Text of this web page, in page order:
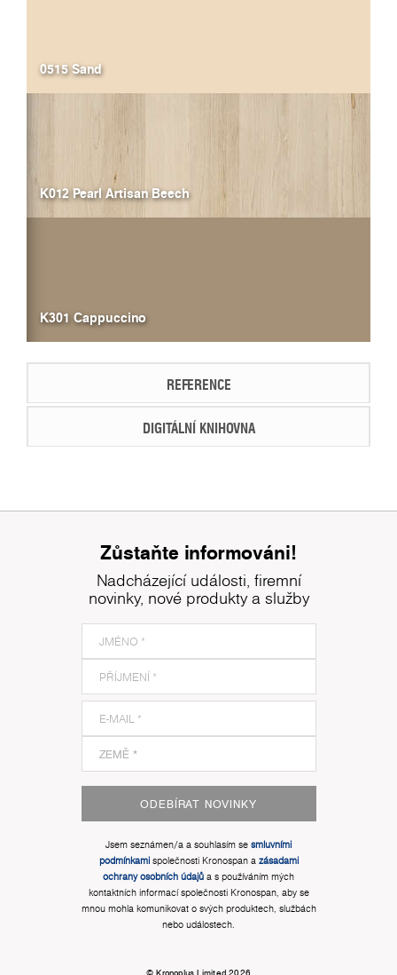
0515 Sand
K012 Pearl Artisan Beech
K301 Cappuccino
REFERENCE
DIGITÁLNÍ KNIHOVNA
Zůstaňte informováni!
Nadcházející události, firemní
novinky, nové produkty a služby
ODEBÍRAT NOVINKY
Jsem seznámen/a a souhlasím se smluvními
podmínkamispolečnosti Kronospan a zásadami
ochrany osobních údajů a s používáním mých
kontaktních informací společnosti Kronospan, aby se
mnou mohla komunikovat o svých produktech, službách
nebo událostech.